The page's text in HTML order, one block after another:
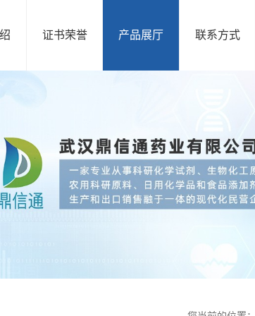
证书荣誉 产品展厅 联系方式